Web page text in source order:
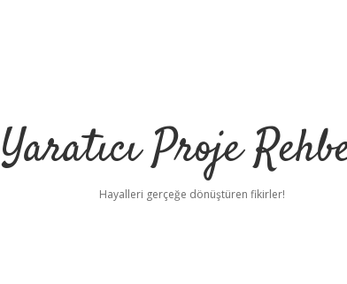
Yaratıcı Proje
Hayalleri gerçeğe dönüştüren fikirler!